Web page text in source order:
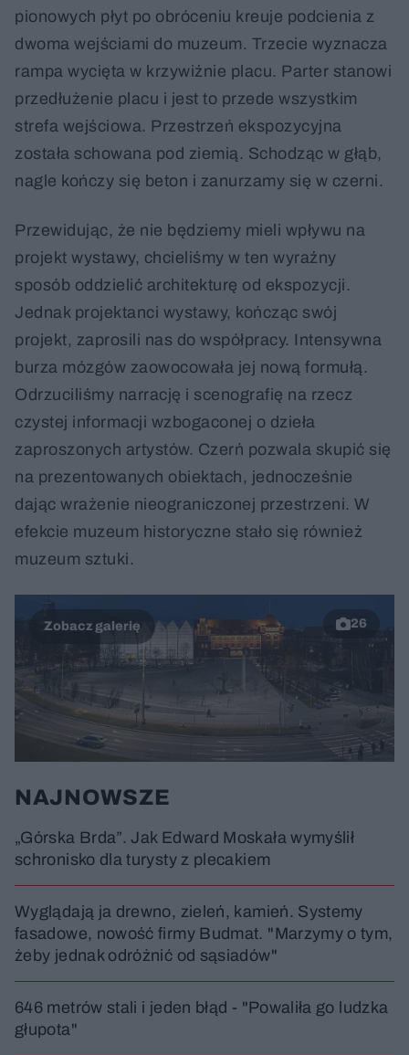
pionowych płyt po obróceniu kreuje podcienia z
dwoma wejściami do muzeum. Trzecie wyznacza
rampa wycięta w krzywiźnie placu. Parter stanowi
przedłużenie placu i jest to przede wszystkim
strefa wejściowa. Przestrzeń ekspozycyjna
została schowana pod ziemią. Schodząc w głąb,
nagle kończy się beton i zanurzamy się w czerni.
Przewidując, że nie będziemy mieli wpływu na
projekt wystawy, chcieliśmy w ten wyraźny
sposób oddzielić architekturę od ekspozycji.
Jednak projektanci wystawy, kończąc swój
projekt, zaprosili nas do współpracy. Intensywna
burza mózgów zaowocowała jej nową formułą.
Odrzuciliśmy narrację i scenografię na rzecz
czystej informacji wzbogaconej o dzieła
zaproszonych artystów. Czerń pozwala skupić się
na prezentowanych obiektach, jednocześnie
dając wrażenie nieograniczonej przestrzeni. W
efekcie muzeum historyczne stało się również
muzeum sztuki.
26
NAJNOWSZE
„Górska Brda”. Jak Edward Moskała wymyślił
schronisko dla turysty z plecakiem
Wyglądają ja drewno, zieleń, kamień. Systemy
fasadowe, nowość firmy Budmat. "Marzymy o tym,
żeby jednak odróżnić od sąsiadów"
646 metrów stali i jeden błąd - "Powaliła go ludzka
głupota"